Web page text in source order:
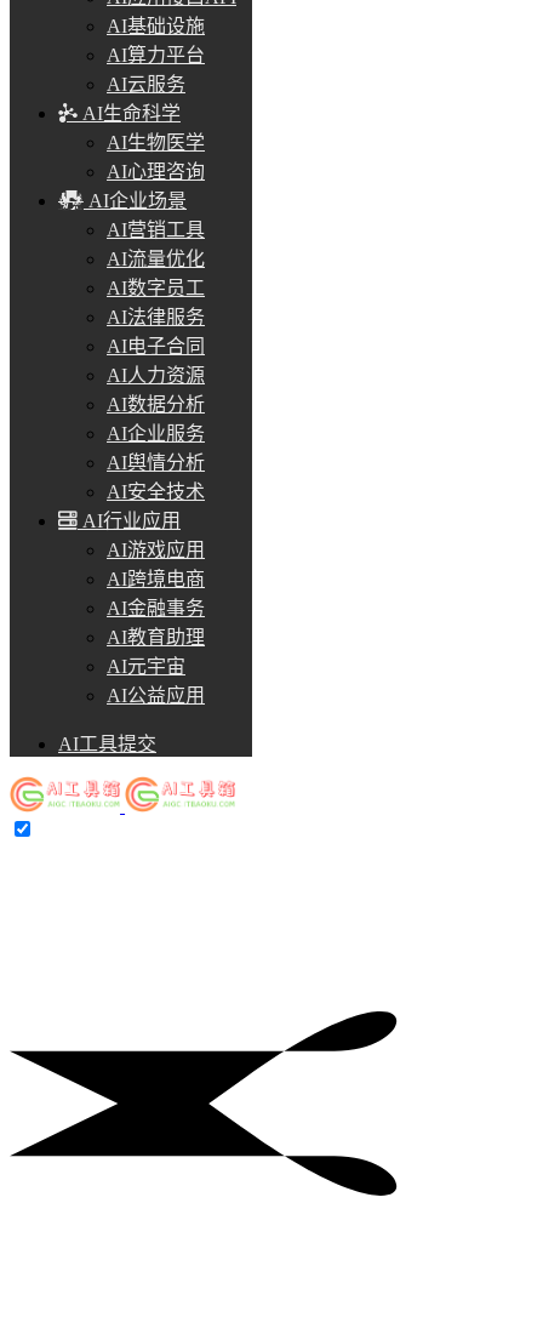
AI基础设施
AI算力平台
AI云服务
AI生命科学
AI生物医学
AI心理咨询
AI企业场景
AI营销工具
AI流量优化
AI数字员工
AI法律服务
AI电子合同
AI人力资源
AI数据分析
AI企业服务
AI舆情分析
AI安全技术
AI行业应用
AI游戏应用
AI跨境电商
AI金融事务
AI教育助理
AI元宇宙
AI公益应用
AI工具提交